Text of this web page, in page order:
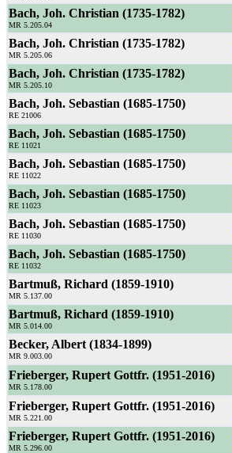
Bach, Joh. Christian (1735-1782)
MR 5.205.04
Bach, Joh. Christian (1735-1782)
MR 5.205.06
Bach, Joh. Christian (1735-1782)
MR 5.205.10
Bach, Joh. Sebastian (1685-1750)
RE 21006
Bach, Joh. Sebastian (1685-1750)
RE 11021
Bach, Joh. Sebastian (1685-1750)
RE 11022
Bach, Joh. Sebastian (1685-1750)
RE 11023
Bach, Joh. Sebastian (1685-1750)
RE 11030
Bach, Joh. Sebastian (1685-1750)
RE 11032
Bartmuß, Richard (1859-1910)
MR 5.137.00
Bartmuß, Richard (1859-1910)
MR 5.014.00
Becker, Albert (1834-1899)
MR 9.003.00
Frieberger, Rupert Gottfr. (1951-2016)
MR 5.178.00
Frieberger, Rupert Gottfr. (1951-2016)
MR 5.221.00
Frieberger, Rupert Gottfr. (1951-2016)
MR 5.296.00